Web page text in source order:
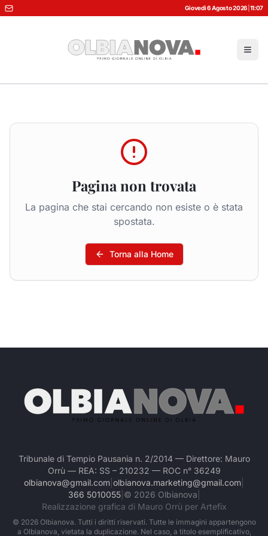
Giovedì 6 Agosto 2026 11:07
Pagina non trovata
La pagina che stai cercando non esiste o è stata
spostata.
Torna alla Home
Tribunale di Tempio Pausania n. 2/2014 — Direttore: Mauro
Orrù — REA: SS – 210232 — ROC n° 36249
olbianova@gmail.com olbianova.marketing@gmail.com
366 5010055| © 2026 Olbianova
Realizzazione grafica di Mauro Orrù per Artefix
© 2026Olbianova. Tutti i diritti riservati. Tutte le immagini appartengono
a Olbianova, vietata la duplicazione. Nel caso, a titolo esemplificativo,